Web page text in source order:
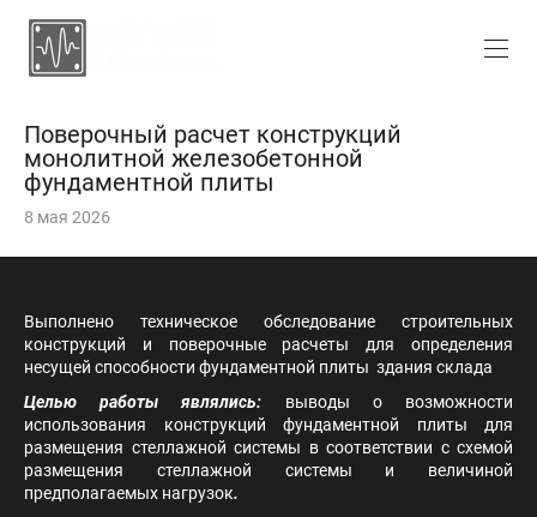
Поверочный расчет конструкций
монолитной железобетонной
фундаментной плиты
8 мая 2026
Выполнено техническое обследование строительных
конструкций и поверочные расчеты для определения
несущей способности фундаментной плиты здания склада
Целью работы являлись: выводы о возможности
использования конструкций фундаментной плиты для
размещения стеллажной системы в соответствии с схемой
размещения стеллажной системы и величиной
предполагаемых нагрузок.